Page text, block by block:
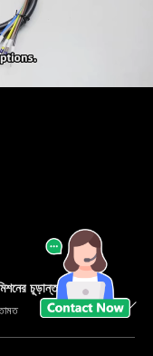
চূড়ান্ত সমাধান